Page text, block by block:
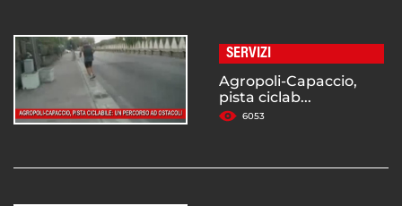
SERVIZI
Agropoli-Capaccio,
pista ciclab...
6053